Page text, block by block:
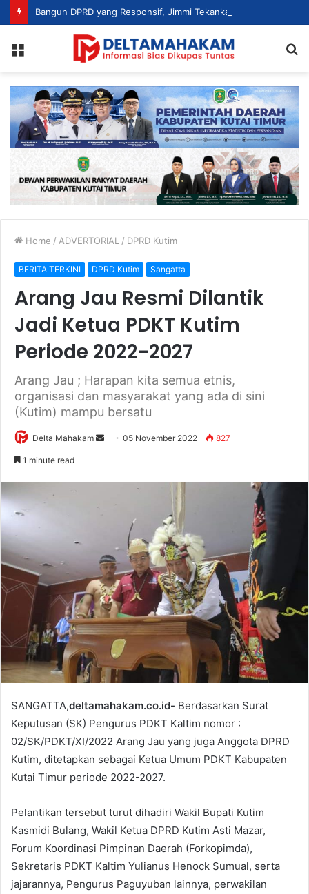
Home / ADVERTORIAL / DPRD Kutim
BERITA TERKINI DPRD Kutim Sangatta
Arang Jau Resmi Dilantik
Jadi Ketua PDKT Kutim
Periode 2022-2027
Arang Jau ; Harapan kita semua etnis,
organisasi dan masyarakat yang ada di sini
(Kutim) mampu bersatu
Delta Mahakam
m
a
i
l
05 November 2022 827
1 minute read
SANGATTA,deltamahakam.co.id- Berdasarkan Surat
Keputusan (SK) Pengurus PDKT Kaltim nomor :
02/SK/PDKT/XI/2022 Arang Jau yang juga Anggota DPRD
Kutim, ditetapkan sebagai Ketua Umum PDKT Kabupaten
Kutai Timur periode 2022-2027.
Pelantikan tersebut turut dihadiri Wakil Bupati Kutim
Kasmidi Bulang, Wakil Ketua DPRD Kutim Asti Mazar,
Forum Koordinasi Pimpinan Daerah (Forkopimda),
Sekretaris PDKT Kaltim Yulianus Henock Sumual, serta
jajarannya, Pengurus Paguyuban lainnya, perwakilan